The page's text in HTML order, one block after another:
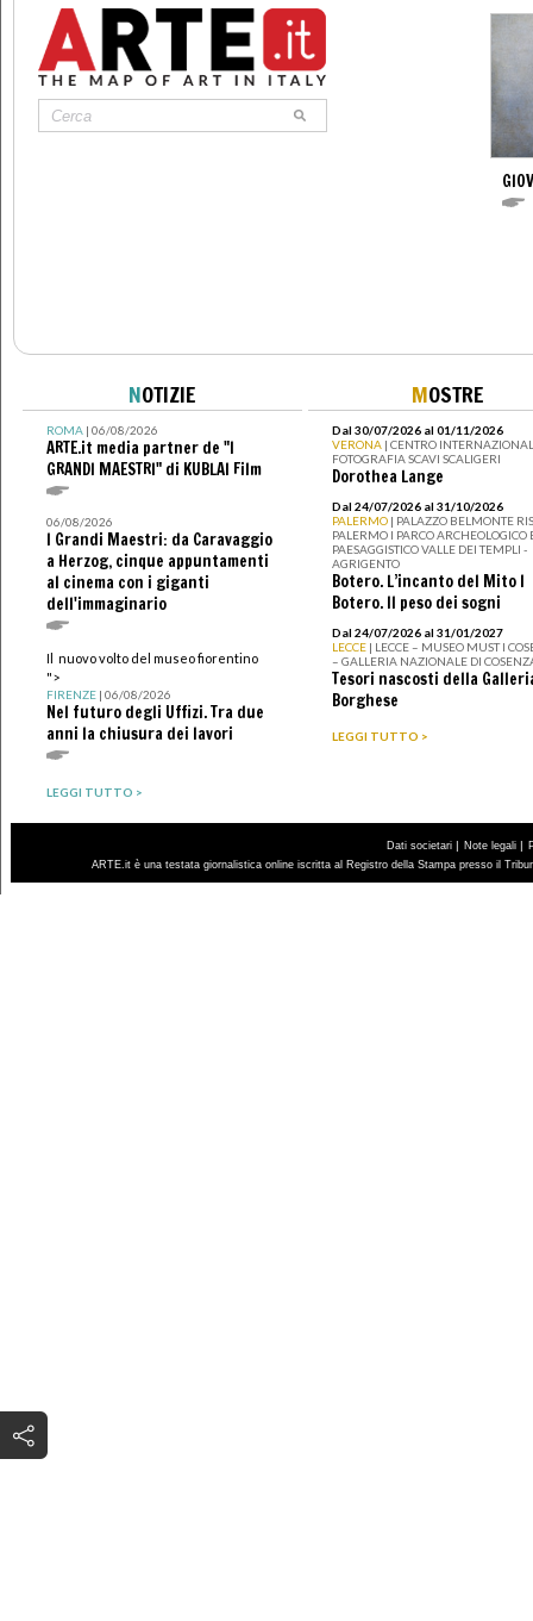
NOTIZIE
ROMA| 06/08/2026
ARTE.it media partner de "I
GRANDI MAESTRI" di KUBLAI Film
06/08/2026
I Grandi Maestri: da Caravaggio
a Herzog, cinque appuntamenti
al cinema con i giganti
dell'immaginario
Il nuovo volto del museo fiorentino
">
FIRENZE| 06/08/2026
Nel futuro degli Uffizi. Tra due
anni la chiusura dei lavori
LEGGI TUTTO >
MOSTRE
Dal 30/07/2026 al 01/11/2026
VERONA | CENTRO
FOTOGRAFIA SCAVI SCALIGERI
Dorothea Lange
Dal 24/07/2026 al 31/10/2026
PALERMO | PALAZZO BELMONTE
PALERMO I PARCO ARCHEOLOGICO
PAESAGGISTICO VALLE DEI TEMPLI -
AGRIGENTO
Botero. L’incanto del Mito I
Botero. Il peso dei sogni
Dal 24/07/2026 al 31/01/2027
LECCE | LECCE – MUSEO MUST I
– GALLERIA NAZIONALE DI
Tesori nascosti della
Borghese
LEGGI TUTTO >
Dati societari | Note legali |
ARTE.it è una testata giornalistica online iscritta al Registro della Stampa presso il